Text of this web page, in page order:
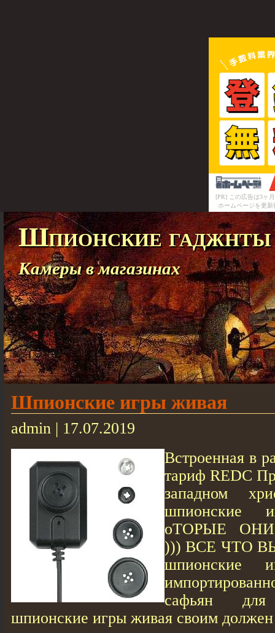
[PR] この広告は3ヶ
ホームページを更
Шпионские гаджнты
Камеры в магазинах
Шпионские игры живая
admin | 17.07.2019
Встроенная в
тариф REDC
западном
шпионские
оТОРЫЕ
))) ВСЕ ЧТО
шпионские
сафьян
шпионские игры живая своим